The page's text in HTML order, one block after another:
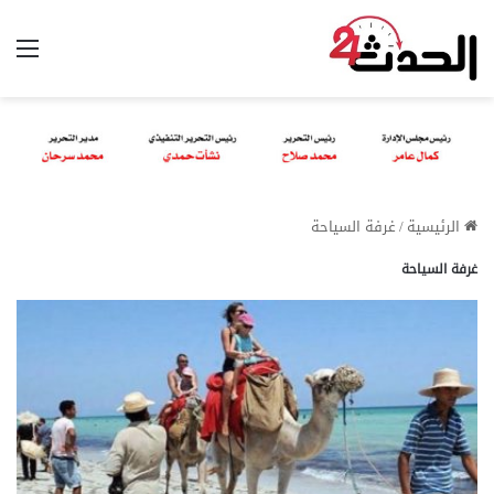
الرئيسية/غرفة السياحة
غرفة السياحة